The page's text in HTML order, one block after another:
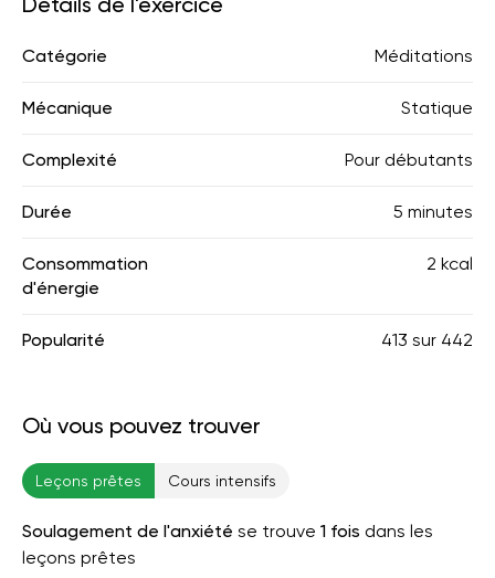
Catégorie Méditations
Mécanique Statique
Complexité Pour débutants
Durée 5 minutes
Consommation
d'énergie
2 kcal
Popularité 413 sur 442
Où vous pouvez trouver
Leçons prêtes Cours intensifs
Soulagement de l'anxiété se trouve 1 fois dans les
leçons prêtes